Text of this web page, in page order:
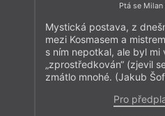
Ptá se Milan
Mystická postava, z
mezi Kosmasem a
s ním nepotkal, ale byl mi
„zprostředkován“ (zjevil
zmátlo mnohé. (Jakub
Pro